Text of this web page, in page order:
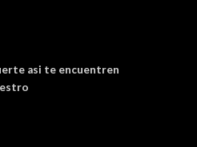
asi te encuentren